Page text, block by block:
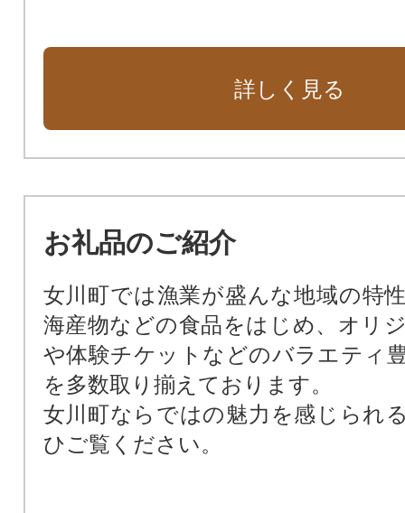
詳しく見る
お礼品のご紹介
女川町では漁業が盛んな地域の特
海産物などの食品をはじめ、オリ
や体験チケットなどのバラエティ
を多数取り揃えております。
女川町ならではの魅力を感じられ
ひご覧ください。